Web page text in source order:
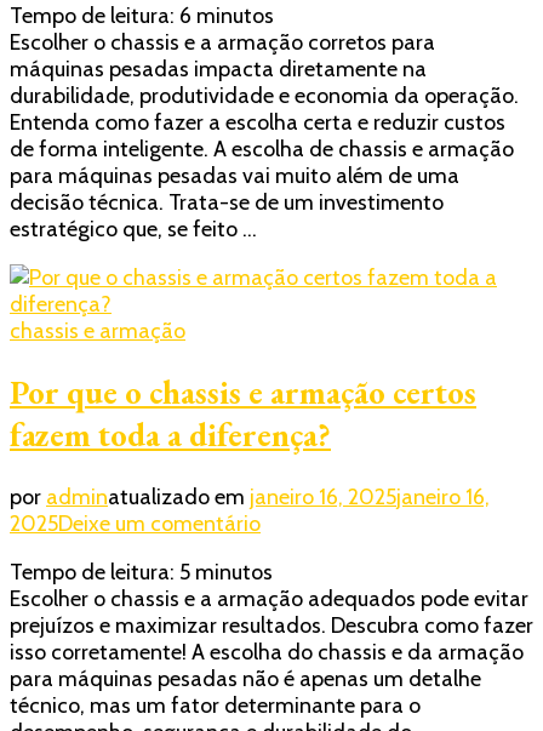
a
escolha
do
chassis
e
da
armação
certos
a
Tempo de leitura: 6 minutos
Escolher o chassis e a armação corretos para
máquinas pesadas impacta diretamente na
durabilidade, produtividade e economia da operação.
Entenda como fazer a escolha certa e reduzir custos
de forma inteligente. A escolha de chassis e armação
para máquinas pesadas vai muito além de uma
decisão técnica. Trata-se de um investimento
estratégico que, se feito …
chassis e armação
Por que o chassis e armação certos
fazem toda a diferença?
por adminatualizado em janeiro 16, 2025janeiro 16,
2025Deixe um comentárioem
que
o
chassis
e
armação
certos
Tempo de leitura: 5 minutos
Escolher o chassis e a armação adequados pode evitar
prejuízos e maximizar resultados. Descubra como fazer
isso corretamente! A escolha do chassis e da armação
para máquinas pesadas não é apenas um detalhe
técnico, mas um fator determinante para o